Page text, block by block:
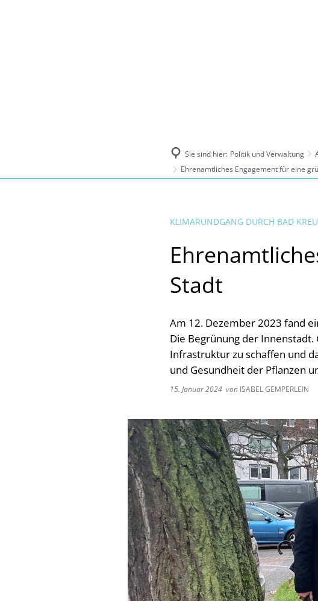
Sie sind hier: Politik und Verwaltung
Ehrenamtliches Engagement für eine
KLIMARUNDGANG DURCH BAD
Stadt
Am 12. Dezember 2023 fand
Die Begrünung der
Infrastruktur zu schaffen und
und Gesundheit der Pflanzen
15. Januar 2024 von ISABEL GEMPERLEIN